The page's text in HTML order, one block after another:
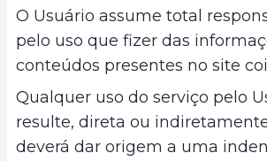
O Usuário assume total
pelo uso que fizer das
conteúdos presentes no site
Qualquer uso do serviço pelo
resulte, direta ou
deverá dar origem a uma